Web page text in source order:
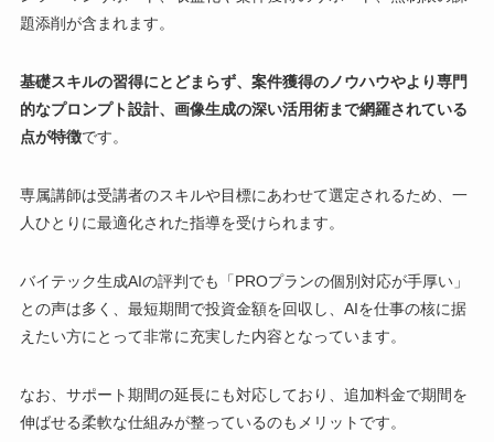
題添削が含まれます。
基礎スキルの習得にとどまらず、案件獲得のノウハウやより専門
的なプロンプト設計、画像生成の深い活用術まで網羅されている
点が特徴です。
専属講師は受講者のスキルや目標にあわせて選定されるため、一
人ひとりに最適化された指導を受けられます。
バイテック生成AIの評判でも「PROプランの個別対応が手厚い」
との声は多く、最短期間で投資金額を回収し、AIを仕事の核に据
えたい方にとって非常に充実した内容となっています。
なお、サポート期間の延長にも対応しており、追加料金で期間を
伸ばせる柔軟な仕組みが整っているのもメリットです。